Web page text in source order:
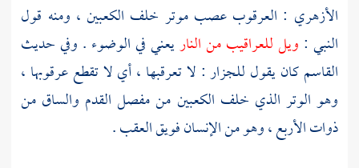
الأزهري : العرقوب عصب موتر خلف الكعبين ، ومنه قول
النبي : ويل للعراقيب من الناريعني في الوضوء . وفي حديث
القاسمكان يقول للجزار : لا تعرقبها ، أي لا تقطع عرقوبها ،
وهو الوتر الذي خلف الكعبين من مفصل القدم والساق من
ذوات الأربع ، وهو من الإنسان فويق العقب .